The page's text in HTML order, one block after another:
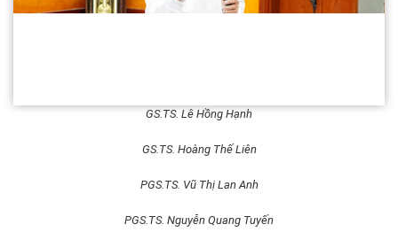
GS.TS. Lê Hồng Hạnh
GS.TS. Hoàng Thế Liên
PGS.TS. Vũ Thị Lan Anh
PGS.TS. Nguyễn Quang Tuyến